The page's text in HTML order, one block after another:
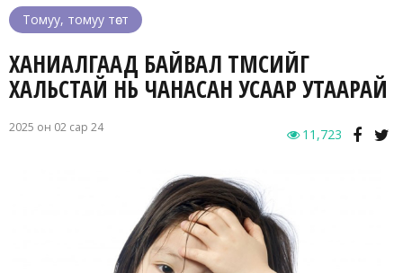
Томуу, томуу төст
ХАНИАЛГААД БАЙВАЛ ТӨМСИЙГ
ХАЛЬСТАЙ НЬ ЧАНАСАН УСААР УТААРАЙ
2025 он 02 сар 24 11,723